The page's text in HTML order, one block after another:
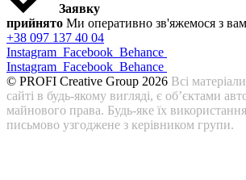
Заявку
прийнято Ми оперативно зв'яжемося з
+38 097 137 40 04
Instagram Facebook Behance
Instagram Facebook Behance
© PROFI Creative Group 2026 Всі
сайті в будь-якому вигляді, є об’єктами
майнового права. Будь-яке їх
письмово узгоджене з керівником групи.